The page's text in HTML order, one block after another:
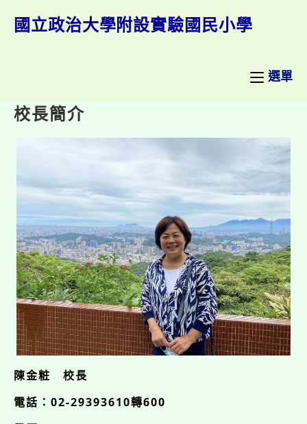
國立政治大學附設實驗國民小學
選單
校長簡介
陳金粧 校長
電話：02-29393610轉600